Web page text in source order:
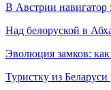
В Австрии навигатор
Над белоруской в
Эволюция замков:
Туристку из